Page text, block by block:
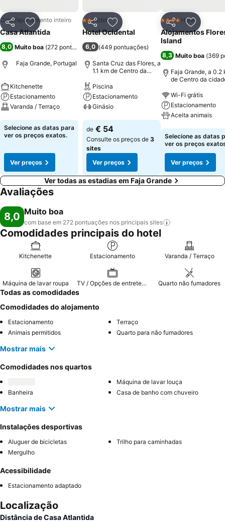
PartilharAdicionar aos favoritos
Casa/apartamento inteiro
Casa Atlantida
8,0 Muito boa (272 pontuações)
Faja Grande, Portugal
Kitchenette
Estacionamento
Varanda / Terraço
Ver preços
Selecione as datas para
ver os preços exatos.
Ver preços
PartilharAdicionar aos favoritos
2 Estrelas
Hotel
Hotel Ocidental
6,0 (449 pontuações)
Santa Cruz das Flores, a
1.1 km de Centro da
Piscina
Estacionamento
Ginásio
Ver preços
de € 54
Consulte os preços de 3
sites
Ver preços
Partilhar
4 EstrelasHotel
Alojamentos
Island
8,3 Muito boa (369
Faja Grande, a 0.2
de Centro da
Wi-Fi grátis
Estacionamento
Aceita animais
Ver preços
Selecione as datas
ver os preços
Ver preços
Ver todas as estadias em Faja Grande
Avaliações
8,0 Muito boa
com base em 272 pontuações nos principais sites
Comodidades principais do hotel
Kitchenette Estacionamento Varanda / Terraço
Máquina de lavar roupa TV / Opções de entretenimento Quarto não fumadores
Todas as comodidades
Comodidades do alojamento
Estacionamento
Terraço
Animais permitidos
Quarto para não fumadores
Mostrar mais
Comodidades nos quartos
Máquina de lavar louça
Banheira
Casa de banho com chuveiro
Mostrar mais
Instalações desportivas
Aluguer de bicicletas
Trilho para caminhadas
Mergulho
Acessibilidade
Estacionamento adaptado
Localização
Distância de Casa Atlantida